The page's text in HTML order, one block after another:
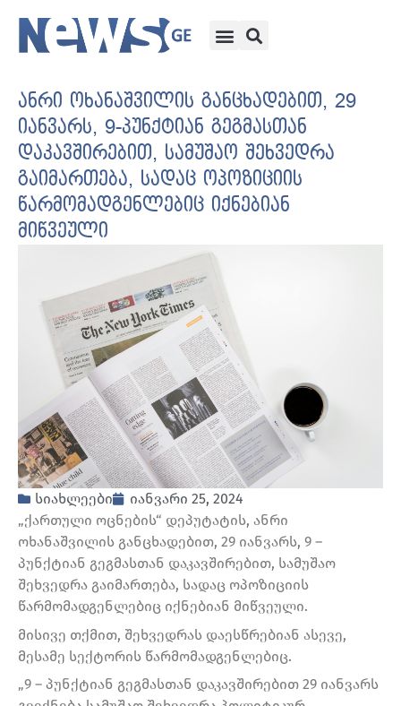
ანრი ოხანაშვილის განცხადებით, 29
იანვარს, 9-პუნქტიან გეგმასთან
დაკავშირებით, სამუშაო შეხვედრა
გაიმართება, სადაც ოპოზიციის
წარმომადგენლებიც იქნებიან
მიწვეული
სიახლეები
იანვარი 25, 2024
„ქართული ოცნების“ დეპუტატის, ანრი
ოხანაშვილის განცხადებით, 29 იანვარს, 9 –
პუნქტიან გეგმასთან დაკავშირებით, სამუშაო
შეხვედრა გაიმართება, სადაც ოპოზიციის
წარმომადგენლებიც იქნებიან მიწვეული.
მისივე თქმით, შეხვედრას დაესწრებიან ასევე,
მესამე სექტორის წარმომადგენლებიც.
„9 – პუნქტიან გეგმასთან დაკავშირებით 29 იანვარს